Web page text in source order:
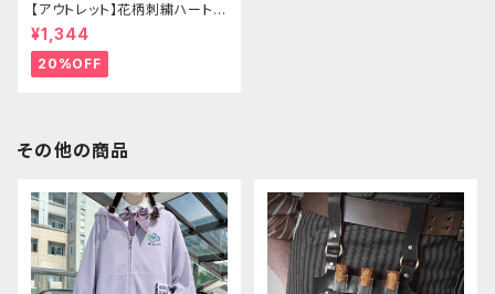
【アウトレット】花柄刺繍ハートバ
ッグ
¥1,344
20%OFF
その他の商品